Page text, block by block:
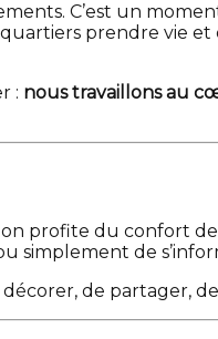
C’est un
prendre
: nous travaillons au
profite du confort
ou simplement de
de partager,